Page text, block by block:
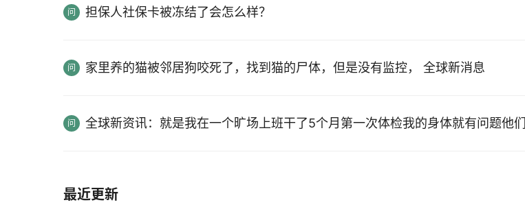
担保人社保卡被冻结了会怎么样？
家里养的猫被邻居狗咬死了，找到猫的尸体，但是没有监控， 全球新消息
全球新资讯：就是我在一个旷场上班干了5个月第一次体检我的身体就有问题他们
最近更新